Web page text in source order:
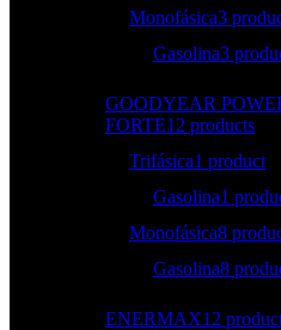
Monofásica3
Gasolina3
GOODYEAR
FORTE12 products
Trifásica1 product
Gasolina1
Monofásica8
Gasolina8
ENERMAX12